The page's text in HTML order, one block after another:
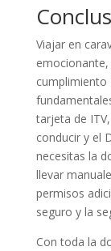
Viajar en
cumplimiento
tarjeta de
conducir y el
necesitas la
llevar
permisos
seguro y la
Con toda la